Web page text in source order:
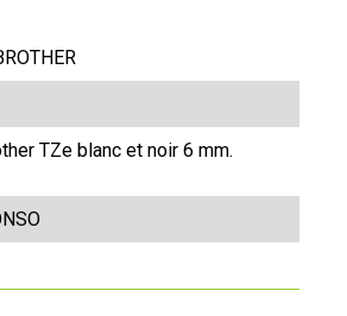
TZe blanc et noir 6 mm.